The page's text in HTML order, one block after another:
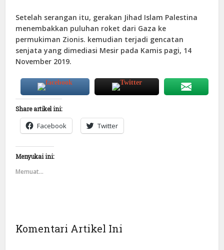
Setelah serangan itu, gerakan Jihad Islam Palestina
menembakkan puluhan roket dari Gaza ke
permukiman Zionis. kemudian terjadi gencatan
senjata yang dimediasi Mesir pada Kamis pagi, 14
November 2019.
Share artikel ini:
Facebook Twitter
Menyukai ini:
Memuat...
Komentari Artikel Ini